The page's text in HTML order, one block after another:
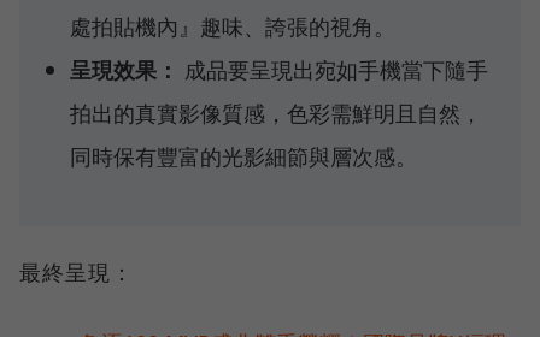
處拍貼機內』趣味、誇張的視角。
呈現效果： 成品要呈現出宛如手機當下隨手
拍出的真實影像質感，色彩需鮮明且自然，
同時保有豐富的光影細節與層次感。
最終呈現：